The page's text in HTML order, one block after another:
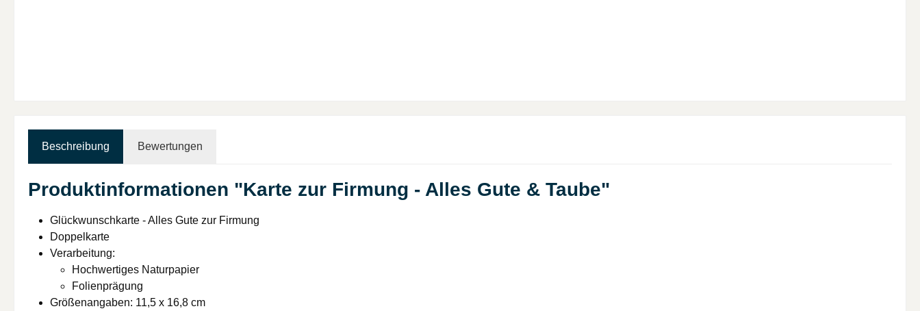
Beschreibung Bewertungen
Produktinformationen "Karte zur Firmung - Alles Gute & Taube"
Glückwunschkarte - Alles Gute zur Firmung
Doppelkarte
Verarbeitung:
Hochwertiges Naturpapier
Folienprägung
Größenangaben: 11,5 x 16,8 cm